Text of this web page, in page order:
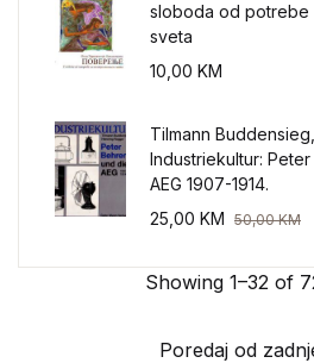
Showing 1–32 of
Poredaj od
sloboda od potrebe
sveta
10,00 KM
Tilmann
Industriekultur:
AEG 1907-1914.
25,00 KM 50,00KM